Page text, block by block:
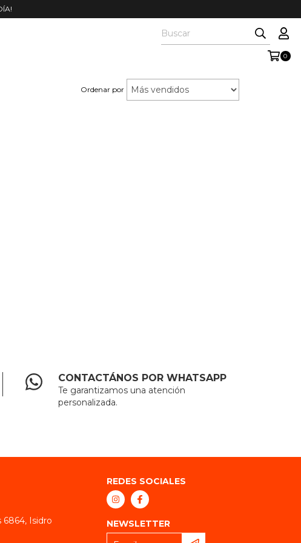
0
Ordenar por
CONTACTÁNOS POR WHATSAPP
Te garantizamos una atención
personalizada.
6864, Isidro
REDES SOCIALES
NEWSLETTER